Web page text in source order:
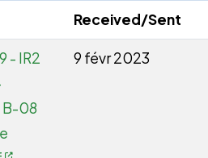
Received/Sent
- IR2
B-08
9 févr 2023